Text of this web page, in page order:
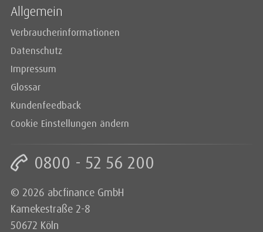
Allgemein
Verbraucherinformationen
Datenschutz
Impressum
Glossar
Kundenfeedback
Cookie Einstellungen ändern
0800 - 52 56 200
© 2026 abcfinance GmbH
Kamekestraße 2-8
50672 Köln